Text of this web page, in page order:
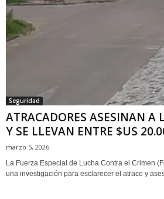
Seguridad
ATRACADORES ASESINAN A
Y SE LLEVAN ENTRE $US
marzo 5, 2026
La Fuerza Especial de Lucha Contra el Crimen
una investigación para esclarecer el atraco y